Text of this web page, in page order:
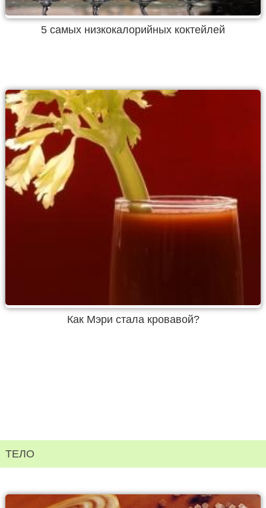
5 самых низкокалорийных коктейлей
Как Мэри стала кровавой?
ТЕЛО